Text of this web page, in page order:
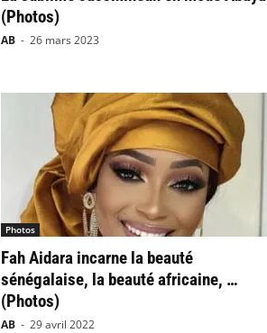
(Photos)
AB - 26 mars 2023
Photos
Fah Aidara incarne la beauté
sénégalaise, la beauté africaine, …
(Photos)
AB - 29 avril 2022